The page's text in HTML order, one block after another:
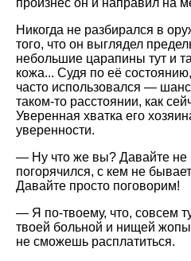
произнёс он и направил на
Никогда не разбирался в
того, что он выглядел
небольшие царапины тут и
кожа... Судя по её
часто использовался —
таком-то расстоянии, как
Уверенная хватка его
уверенности.
— Ну что же вы? Давайте не
погорячился, с кем не
Давайте просто поговорим!
— Я по-твоему, что, совсем
твоей больной и нищей жопы
не сможешь расплатиться.